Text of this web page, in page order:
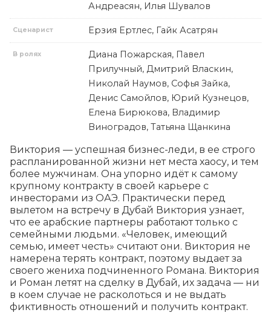
Андреасян, Илья Шувалов
Сценарист Ерзия Ертлес, Гайк Асатрян
В ролях
Диана Пожарская, Павел
Прилучный, Дмитрий Власкин,
Николай Наумов, Софья Зайка,
Денис Самойлов, Юрий Кузнецов,
Елена Бирюкова, Владимир
Виноградов, Татьяна Щанкина
Виктория — успешная бизнес-леди, в ее строго
распланированной жизни нет места хаосу, и тем
более мужчинам. Она упорно идёт к самому
крупному контракту в своей карьере с
инвесторами из ОАЭ. Практически перед
вылетом на встречу в Дубай Виктория узнает,
что ее арабские партнеры работают только с
семейными людьми. «Человек, имеющий
семью, имеет честь» считают они. Виктория не
намерена терять контракт, поэтому выдает за
своего жениха подчиненного Романа. Виктория
и Роман летят на сделку в Дубай, их задача — ни
в коем случае не расколоться и не выдать
фиктивность отношений и получить контракт.